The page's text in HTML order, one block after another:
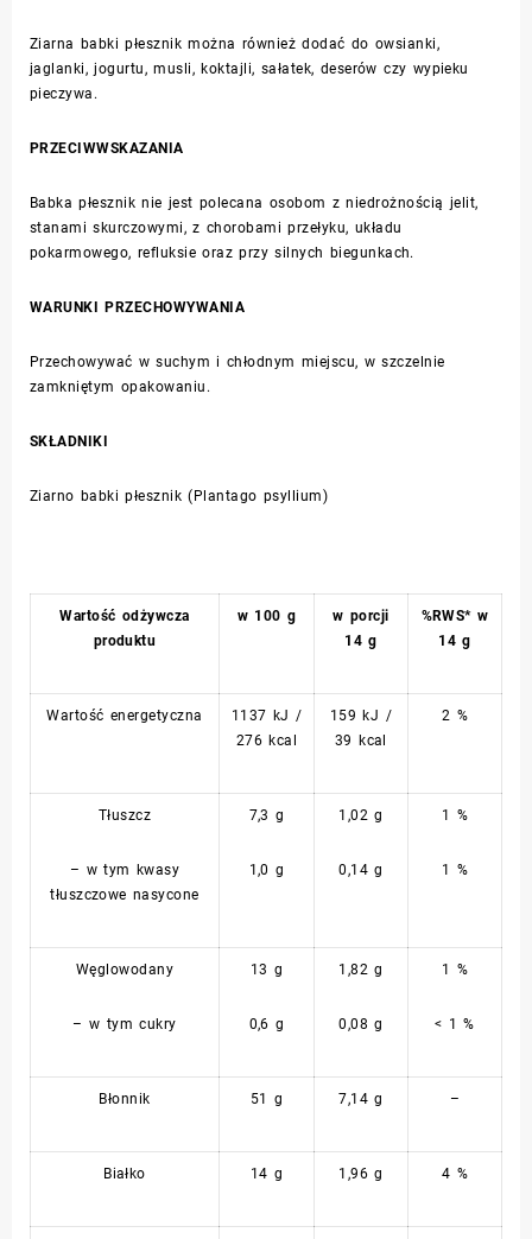
Ziarna babki płesznik można również dodać do owsianki,
jaglanki, jogurtu, musli, koktajli, sałatek, deserów czy wypieku
pieczywa.
PRZECIWWSKAZANIA
Babka płesznik nie jest polecana osobom z niedrożnością jelit,
stanami skurczowymi, z chorobami przełyku, układu
pokarmowego, refluksie oraz przy silnych biegunkach.
WARUNKI PRZECHOWYWANIA
Przechowywać w suchym i chłodnym miejscu, w szczelnie
zamkniętym opakowaniu.
SKŁADNIKI
Ziarno babki płesznik ( Plantago psyllium)
Wartość odżywcza
produktu
w 100 g
w porcji
14 g
%RWS* w
14 g
Wartość energetyczna
1137 kJ /
276 kcal
159 kJ /
39 kcal
2 %
Tłuszcz
– w tym kwasy
tłuszczowe nasycone
7,3 g
1,0 g
1,02 g
0,14 g
1 %
1 %
Węglowodany
– w tym cukry
13 g
0,6 g
1,82 g
0,08 g
1 %
< 1 %
Błonnik 51 g 7,14 g –
Białko 14 g 1,96 g 4 %